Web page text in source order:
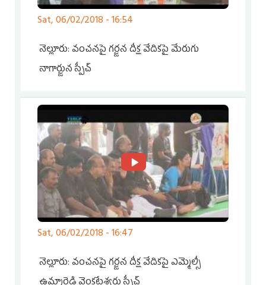
Sat, 06/02/2018 - 16:54
నెల్లూరు: వంచనపై గర్జన దీక్ష వేదికపై మేరుగు
నాగార్జున స్పీచ్
Sat, 06/02/2018 - 16:47
నెల్లూరు: వంచనపై గర్జన దీక్ష వేదికపై ఎమ్మెల్సీ